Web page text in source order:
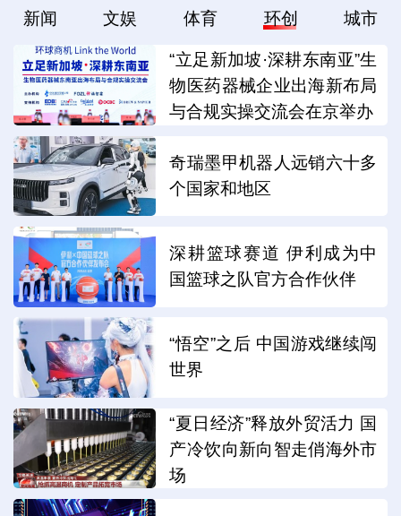
新闻 文娱 体育 环创 城市
“立足新加坡·深耕东南亚”生
物医药器械企业出海新布局
与合规实操交流会在京举办
奇瑞墨甲机器人远销六十多
个国家和地区
深耕篮球赛道 伊利成为中
国篮球之队官方合作伙伴
“悟空”之后 中国游戏继续闯
世界
“夏日经济”释放外贸活力 国
产冷饮向新向智走俏海外市
场